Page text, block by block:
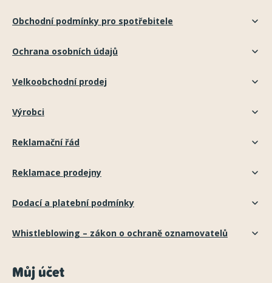
Obchodní podmínky pro spotřebitele
Ochrana osobních údajů
Velkoobchodní prodej
Výrobci
Reklamační řád
Reklamace prodejny
Dodací a platební podmínky
Whistleblowing – zákon o ochraně oznamovatelů
Můj účet